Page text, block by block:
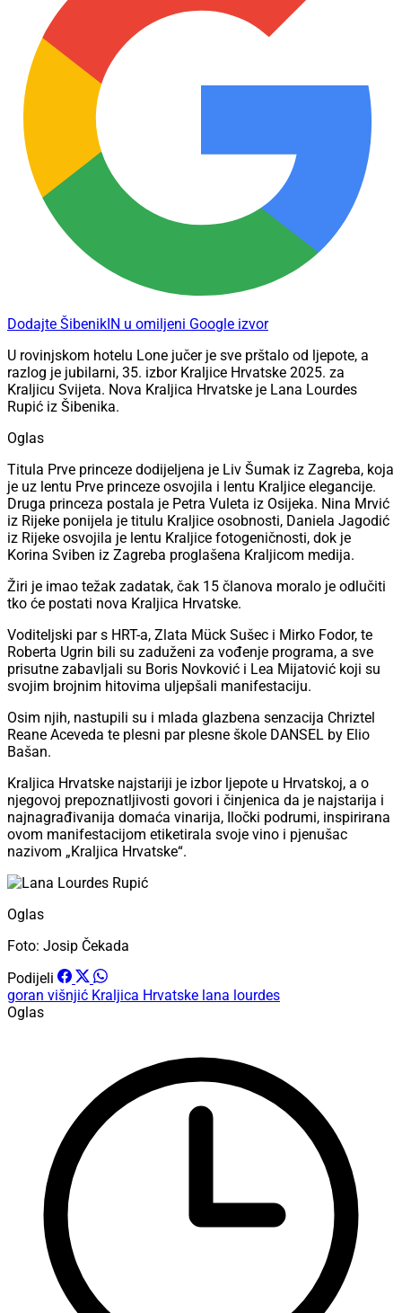
Dodajte ŠibenikIN u omiljeni Google izvor
U rovinjskom hotelu Lone jučer je sve prštalo od ljepote, a
razlog je jubilarni, 35. izbor Kraljice Hrvatske 2025. za
Kraljicu Svijeta. Nova Kraljica Hrvatske je Lana Lourdes
Rupić iz Šibenika.
Oglas
Titula Prve princeze dodijeljena je Liv Šumak iz Zagreba, koja
je uz lentu Prve princeze osvojila i lentu Kraljice elegancije.
Druga princeza postala je Petra Vuleta iz Osijeka. Nina Mrvić
iz Rijeke ponijela je titulu Kraljice osobnosti, Daniela Jagodić
iz Rijeke osvojila je lentu Kraljice fotogeničnosti, dok je
Korina Sviben iz Zagreba proglašena Kraljicom medija.
Žiri je imao težak zadatak, čak 15 članova moralo je odlučiti
tko će postati nova Kraljica Hrvatske.
Voditeljski par s HRT-a, Zlata Mück Sušec i Mirko Fodor, te
Roberta Ugrin bili su zaduženi za vođenje programa, a sve
prisutne zabavljali su Boris Novković i Lea Mijatović koji su
svojim brojnim hitovima uljepšali manifestaciju.
Osim njih, nastupili su i mlada glazbena senzacija Chriztel
Reane Aceveda te plesni par plesne škole DANSEL by Elio
Bašan.
Kraljica Hrvatske najstariji je izbor ljepote u Hrvatskoj, a o
njegovoj prepoznatljivosti govori i činjenica da je najstarija i
najnagrađivanija domaća vinarija, Iločki podrumi, inspirirana
ovom manifestacijom etiketirala svoje vino i pjenušac
nazivom „Kraljica Hrvatske“.
Oglas
Foto: Josip Čekada
Podijeli
goran višnjić Kraljica Hrvatske lana lourdes
Oglas